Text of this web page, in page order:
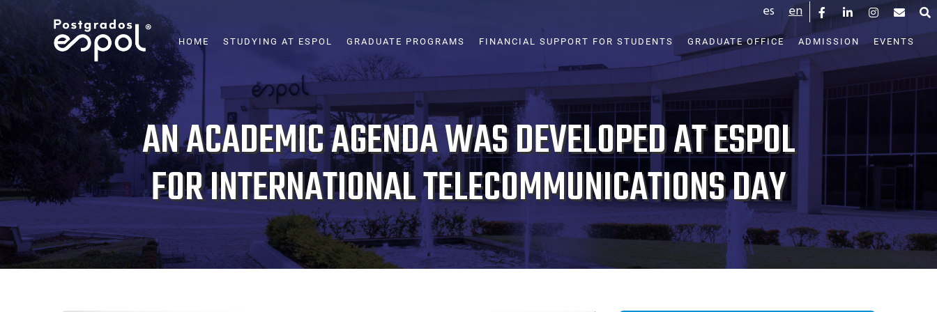
Skip
main
content
es en
MAIN
NAVIGATION
HOME STUDYING AT ESPOL GRADUATE PROGRAMS FINANCIAL SUPPORT FOR STUDENTS GRADUATE OFFICE ADMISSION EVENTS
AN ACADEMIC AGENDA WAS DEVELOPED AT ESPOL
FOR INTERNATIONAL TELECOMMUNICATIONS DAY